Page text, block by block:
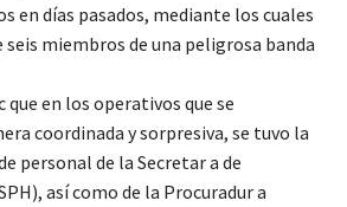
en días pasados, mediante los cuales
miembros de una peligrosa banda
que en los operativos que se
coordinada y sorpresiva, se tuvo la
personal de la Secretar a de
así como de la Procuradur a